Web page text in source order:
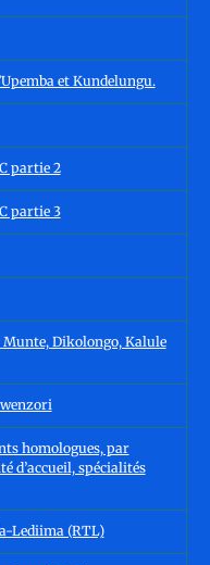
et Kundelungu.
partie 2
partie 3
Munte, Dikolongo, Kalule
homologues, par
d’accueil, spécialités
Lediima (RTL)